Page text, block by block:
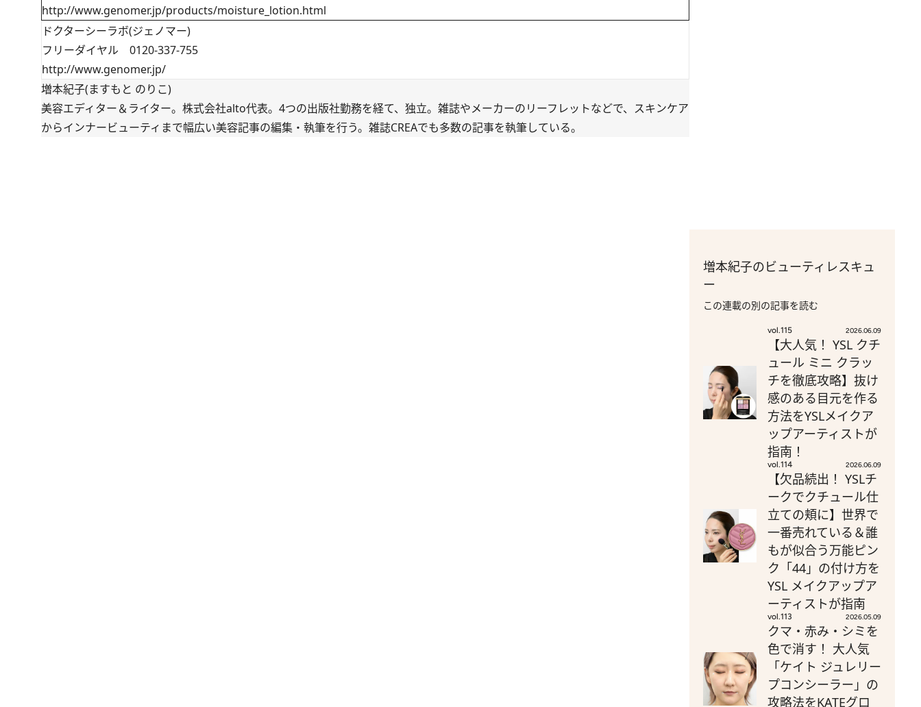
http://www.genomer.jp/products/moisture_lotion.html
ドクターシーラボ(ジェノマー)
フリーダイヤル 0120-337-755
http://www.genomer.jp/
増本紀子(ますもと のりこ)
美容エディター＆ライター。株式会社alto代表。4つの出版社勤務を経て、独立。雑誌やメーカーのリーフレットなどで、スキンケア
からインナービューティまで幅広い美容記事の編集・執筆を行う。雑誌CREAでも多数の記事を執筆している。
増本紀子のビューティレスキュ
ー
この連載の別の記事を読む
vol.115 2026.06.09
【大人気！ YSL クチ
ュール ミニ クラッ
チを徹底攻略】抜け
感のある目元を作る
方法をYSLメイクア
ップアーティストが
指南！
vol.114 2026.06.09
【欠品続出！ YSLチ
ークでクチュール仕
立ての頬に】世界で
一番売れている＆誰
もが似合う万能ピン
ク「44」の付け方を
YSL メイクアップア
ーティストが指南
vol.113 2026.05.09
クマ・赤み・シミを
色で消す！ 大人気
「ケイト ジュレリー
プコンシーラー」の
攻略法をKATEグロ